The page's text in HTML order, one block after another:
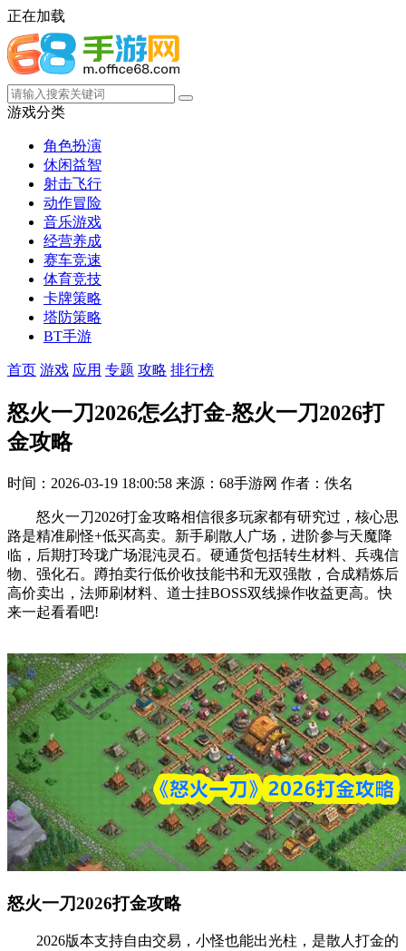
正在加载
游戏分类
角色扮演
休闲益智
射击飞行
动作冒险
音乐游戏
经营养成
赛车竞速
体育竞技
卡牌策略
塔防策略
BT手游
首页 游戏 应用 专题 攻略 排行榜
怒火一刀2026怎么打金-怒火一刀2026打
金攻略
时间：2026-03-19 18:00:58 来源：68手游网 作者：佚名
怒火一刀2026打金攻略相信很多玩家都有研究过，核心思
路是精准刷怪+低买高卖。新手刷散人广场，进阶参与天魔降
临，后期打玲珑广场混沌灵石。硬通货包括转生材料、兵魂信
物、强化石。蹲拍卖行低价收技能书和无双强散，合成精炼后
高价卖出，法师刷材料、道士挂BOSS双线操作收益更高。快
来一起看看吧!
怒火一刀2026打金攻略
2026版本支持自由交易，小怪也能出光柱，是散人打金的